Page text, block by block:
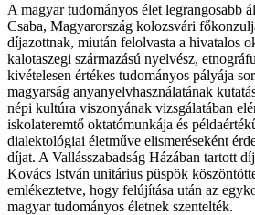
A magyar tudományos élet legrangosabb
Csaba, Magyarország kolozsvári
díjazottnak, miután felolvasta a hivatalos
kalotaszegi származású nyelvész,
kivételesen értékes tudományos pályája
magyarság anyanyelvhasználatának
népi kultúra viszonyának vizsgálatában
iskolateremtő oktatómunkája és
dialektológiai életműve elismeréseként
díjat. A Vallásszabadság Házában tartott
Kovács István unitárius püspök
emlékeztetve, hogy felújítása után az
magyar tudományos életnek szentelték.